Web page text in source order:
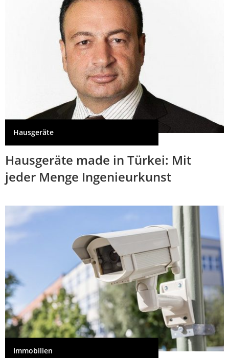
Hausgeräte
Hausgeräte made in Türkei: Mit
jeder Menge Ingenieurkunst
Immobilien